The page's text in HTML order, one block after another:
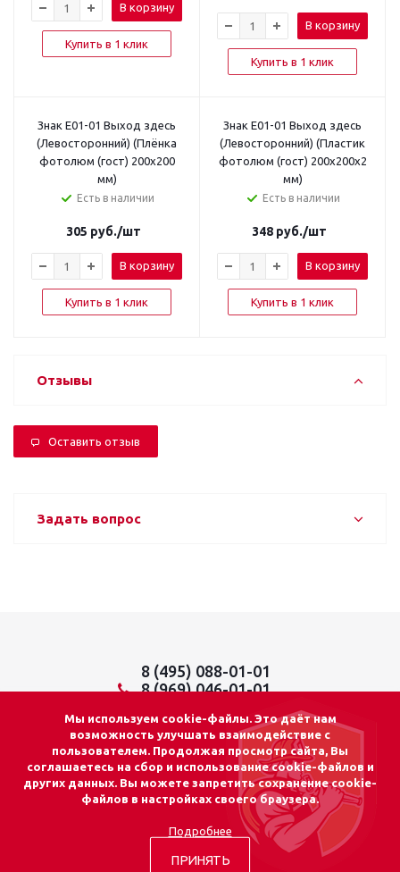
В корзину
Купить в 1 клик
В корзину
Купить в 1 клик
Знак E01-01 Выход здесь
(Левосторонний) (Плёнка
фотолюм (гост) 200x200
мм)
Есть в наличии
305 руб./шт
В корзину
Купить в 1 клик
Знак E01-01 Выход здесь
(Левосторонний) (Пластик
фотолюм (гост) 200x200x2
мм)
Есть в наличии
348 руб./шт
В корзину
Купить в 1 клик
Отзывы
Оставить отзыв
Задать вопрос
8 (495) 088-01-01
8 (969) 046-01-01
© 2026 «ЛИДЕР 01»
Адрес: г. Москва
ул. Осташковская, д.14, стр.15
Почта:info@lider01.ru
Мы используем cookie-файлы. Это даёт нам
возможность улучшать взаимодействие с
пользователем. Продолжая просмотр сайта, Вы
соглашаетесь на сбор и использование cookie-файлов и
других данных. Вы можете запретить сохранение cookie-
файлов в настройках своего браузера.
Подробнее
ПРИНЯТЬ